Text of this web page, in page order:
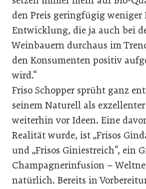
den Preis geringfügig weniger
Entwicklung, die ja auch bei
Weinbauern durchaus im
den Konsumenten positiv
wird.“
Friso Schopper sprüht ganz
seinem Naturell als
weiterhin vor Ideen. Eine
Realität wurde, ist „Frisos
und „Frisos Giniestreich“, ein
Champagnerinfusion –
natürlich. Bereits in